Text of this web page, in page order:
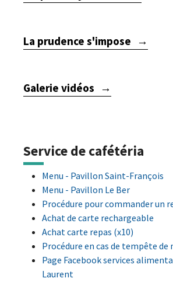
La prudence s'impose
Galerie vidéos
Service de cafétéria
Menu - Pavillon Saint-François
Menu - Pavillon Le Ber
Procédure pour commander un
Achat de carte rechargeable
Achat carte repas (x10)
Procédure en cas de tempête de
Page Facebook services
Laurent